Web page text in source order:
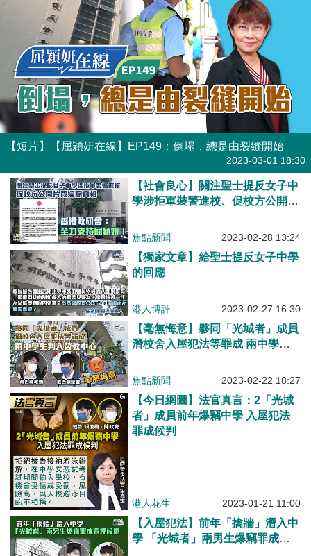
【短片】【屈穎妍在線】EP149：倒塌，總是由裂縫開始
2023-03-01 18:30
【社會良心】關注聖士提反女子中
學涉拒軍裝警進校、促校方公開片
持屈穎妍！
焦點新聞 2023-02-28 13:24
【獨家文章】給聖士提反女子中學
的回應
港人博評 2023-02-27 16:30
【毫無悔意】夥同「光城者」成員
潛校舍入屋犯法等罪成 兩中學生
焦點新聞 2023-02-22 18:27
【今日網圖】法官真言：2「光城
者」成員前年爆竊中學 入屋犯法
罪成候判
港人花生 2023-01-21 11:00
【入屋犯法】前年「擒牆」潛入中
學 「光城者」兩男生爆竊罪成還